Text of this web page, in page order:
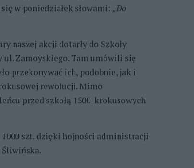
w poniedziałek słowami: „Do
naszej akcji dotarły do Szkoły
ul. Zamoyskiego. Tam umówili się
przekonywać ich, podobnie, jak i
rewolucji. Mimo
przed szkołą 1500 krokusowych
szt. dzięki hojności administracji
Śliwińska.